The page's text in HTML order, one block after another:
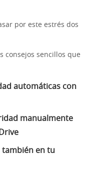
por este estrés dos
consejos sencillos que
automáticas con
manualmente
en tu